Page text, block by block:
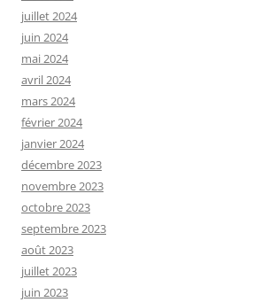
juillet 2024
juin 2024
mai 2024
avril 2024
mars 2024
février 2024
janvier 2024
décembre 2023
novembre 2023
octobre 2023
septembre 2023
août 2023
juillet 2023
juin 2023